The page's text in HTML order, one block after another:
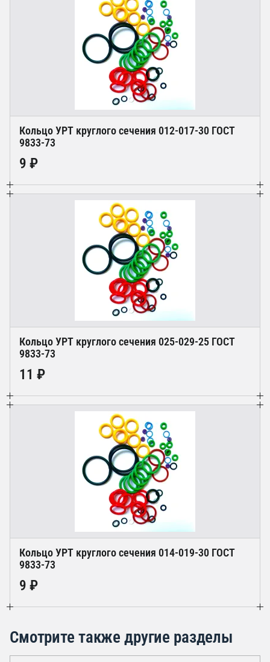
Кольцо УРТ круглого сечения 012-017-30 ГОСТ
9833-73
9 ₽
Кольцо УРТ круглого сечения 025-029-25 ГОСТ
9833-73
11 ₽
Кольцо УРТ круглого сечения 014-019-30 ГОСТ
9833-73
9 ₽
Смотрите также другие разделы